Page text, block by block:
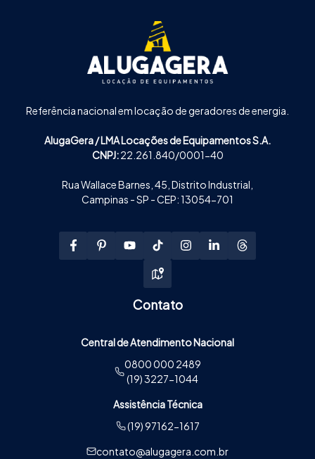
Referência nacional em locação de geradores de energia.
AlugaGera / LMA Locações de Equipamentos S.A.
CNPJ:22.261.840/0001-40
Rua Wallace Barnes, 45, Distrito Industrial,
Campinas - SP - CEP: 13054-701
Contato
Central de Atendimento Nacional
0800 000 2489
(19) 3227-1044
Assistência Técnica
(19) 97162-1617
contato@alugagera.com.br